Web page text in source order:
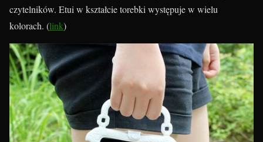
czytelników. Etui w kształcie torebki występuje w wielu
kolorach. (link)